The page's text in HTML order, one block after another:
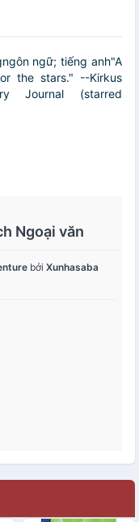
ngữ; tiếng anh"A
the stars." --Kirkus
Journal (starred
Ngoại văn
bởi Xunhasaba